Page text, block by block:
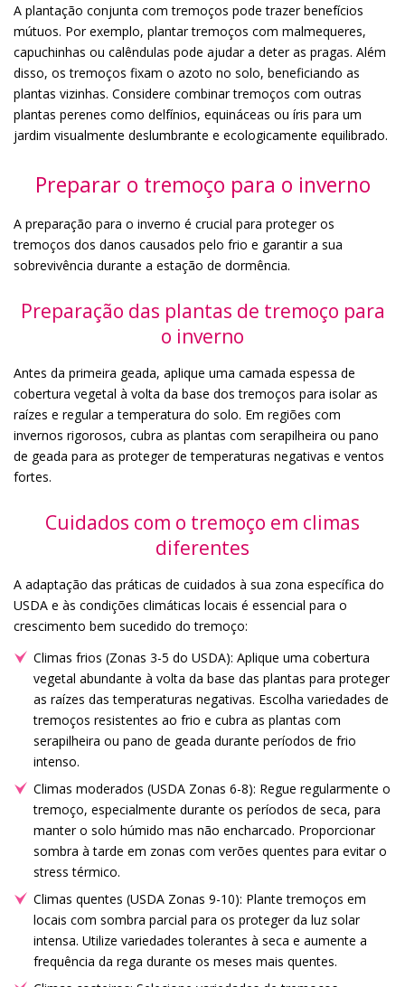
A plantação conjunta com tremoços pode trazer benefícios
mútuos. Por exemplo, plantar tremoços com malmequeres,
capuchinhas ou calêndulas pode ajudar a deter as pragas. Além
disso, os tremoços fixam o azoto no solo, beneficiando as
plantas vizinhas. Considere combinar tremoços com outras
plantas perenes como delfínios, equináceas ou íris para um
jardim visualmente deslumbrante e ecologicamente equilibrado.
Preparar o tremoço para o inverno
A preparação para o inverno é crucial para proteger os
tremoços dos danos causados pelo frio e garantir a sua
sobrevivência durante a estação de dormência.
Preparação das plantas de tremoço para
o inverno
Antes da primeira geada, aplique uma camada espessa de
cobertura vegetal à volta da base dos tremoços para isolar as
raízes e regular a temperatura do solo. Em regiões com
invernos rigorosos, cubra as plantas com serapilheira ou pano
de geada para as proteger de temperaturas negativas e ventos
fortes.
Cuidados com o tremoço em climas
diferentes
A adaptação das práticas de cuidados à sua zona específica do
USDA e às condições climáticas locais é essencial para o
crescimento bem sucedido do tremoço:
Climas frios (Zonas 3-5 do USDA): Aplique uma cobertura
vegetal abundante à volta da base das plantas para proteger
as raízes das temperaturas negativas. Escolha variedades de
tremoços resistentes ao frio e cubra as plantas com
serapilheira ou pano de geada durante períodos de frio
intenso.
Climas moderados (USDA Zonas 6-8): Regue regularmente o
tremoço, especialmente durante os períodos de seca, para
manter o solo húmido mas não encharcado. Proporcionar
sombra à tarde em zonas com verões quentes para evitar o
stress térmico.
Climas quentes (USDA Zonas 9-10): Plante tremoços em
locais com sombra parcial para os proteger da luz solar
intensa. Utilize variedades tolerantes à seca e aumente a
frequência da rega durante os meses mais quentes.